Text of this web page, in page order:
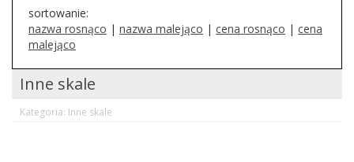
sortowanie:
nazwa rosnąco | nazwa malejąco | cena rosnąco | cena
malejąco
Inne skale
Kategoria: Inne skale